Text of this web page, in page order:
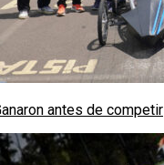
antes de competir